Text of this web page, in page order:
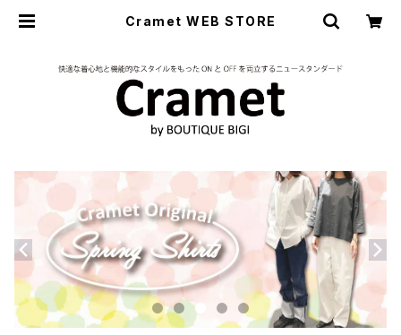
Cramet WEB STORE